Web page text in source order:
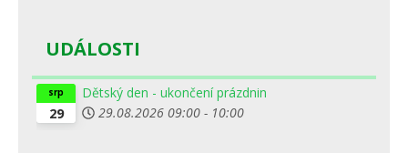
UDÁLOSTI
29
srp
Dětský den - ukončení prázdnin
29.08.2026 09:00 - 10:00